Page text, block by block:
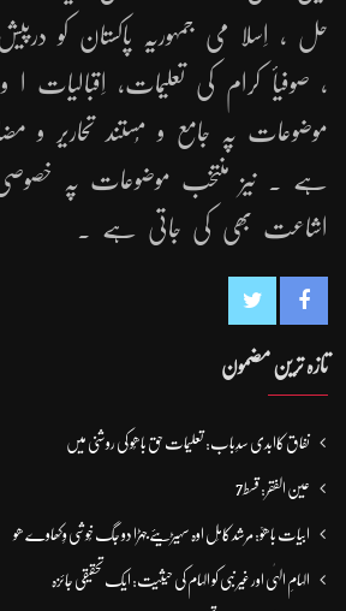
حل ، اِسلا می جمہوریّہ پاکستان کو درپیش
، صوفیأ کرام کی تعلیمات، اِقبالیات ا
موضوعات پہ جامع و مُستند تحاریر و
ہے ۔ نیز منتخب موضوعات پہ
اشاعت بھی کی جاتی ہے ۔
تازہ ترین مضمون
نفاق کاابدی سدِباب: تعلیمات حق باھُو کی روشنی میں
عین الفقر: قسط7
ابیات باھوؒ: مُرشد کامِل اوہ سہیڑیئے جہڑا دو جگ خُوشی وِکھاوے ھو
الہامِ الہٰی اور غیر نبی کو الہام کی حیثیت: ایک تحقیقی جائزہ